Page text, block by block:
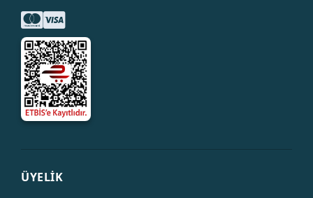
ÜYELİK